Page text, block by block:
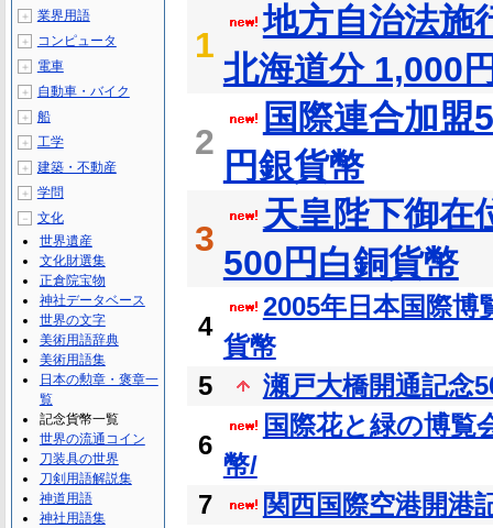
1
地方自治法施
北海道分 1,000
2
国際連合加盟
円銀貨幣
3
天皇陛下御在
500円白銅貨幣
4
2005年日本国際博
貨幣
5
瀬戸大橋開通記念
6
国際花と緑の博覧
幣/
7
関西国際空港開港
＋ 業界用語
＋ コンピュータ
＋ 電車
＋ 自動車・バイク
＋ 船
＋ 工学
＋ 建築・不動産
＋ 学問
－
文化
世界遺産
文化財選集
正倉院宝物
神社データベース
世界の文字
美術用語辞典
美術用語集
日本の勲章・褒章一
覧
記念貨幣一覧
世界の流通コイン
刀装具の世界
刀剣用語解説集
神道用語
神社用語集